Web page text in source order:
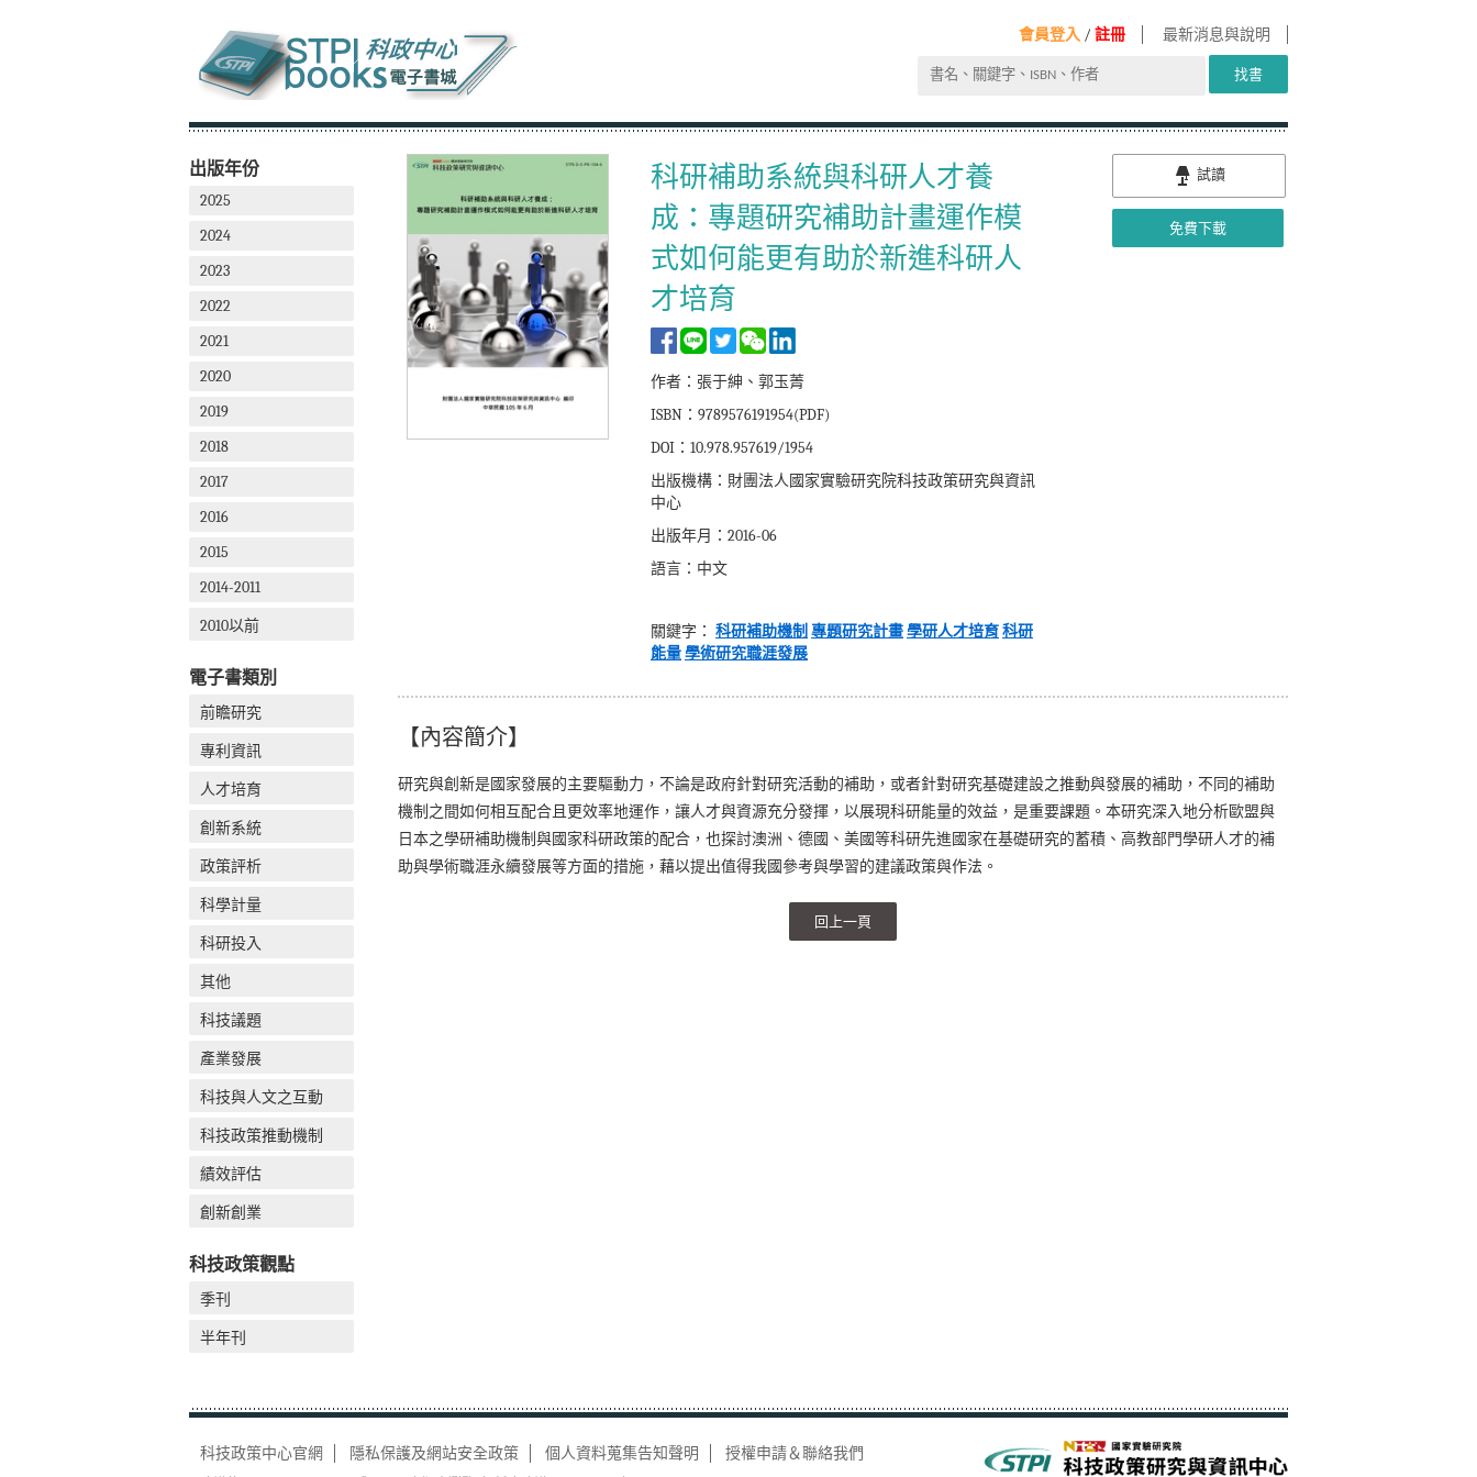
會員登入 / 註冊 最新消息與說明
找書
出版年份
2025
2024
2023
2022
2021
2020
2019
2018
2017
2016
2015
2014-2011
2010以前
電子書類別
前瞻研究
專利資訊
人才培育
創新系統
政策評析
科學計量
科研投入
其他
科技議題
產業發展
科技與人文之互動
科技政策推動機制
績效評估
創新創業
科技政策觀點
季刊
半年刊
科研補助系統與科研人才養
成：專題研究補助計畫運作模
式如何能更有助於新進科研人
才培育
作者：張于紳、郭玉菁
ISBN：9789576191954(PDF)
DOI：10.978.957619/1954
出版機構：財團法人國家實驗研究院科技政策研究與資訊
中心
出版年月：2016-06
語言：中文
關鍵字： 科研補助機制 專題研究計畫學研人才培育科研
能量學術研究職涯發展
試讀
免費下載
【內容簡介】
研究與創新是國家發展的主要驅動力，不論是政府針對研究活動的補助，或者針對研究基礎建設之推動與發展的補助，不同的補助
機制之間如何相互配合且更效率地運作，讓人才與資源充分發揮，以展現科研能量的效益，是重要課題。本研究深入地分析歐盟與
日本之學研補助機制與國家科研政策的配合，也探討澳洲、德國、美國等科研先進國家在基礎研究的蓄積、高教部門學研人才的補
助與學術職涯永續發展等方面的措施，藉以提出值得我國參考與學習的建議政策與作法。
回上一頁
科技政策中心官網 隱私保護及網站安全政策 個人資料蒐集告知聲明 授權申請＆聯絡我們